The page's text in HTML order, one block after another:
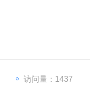
访问量：1437